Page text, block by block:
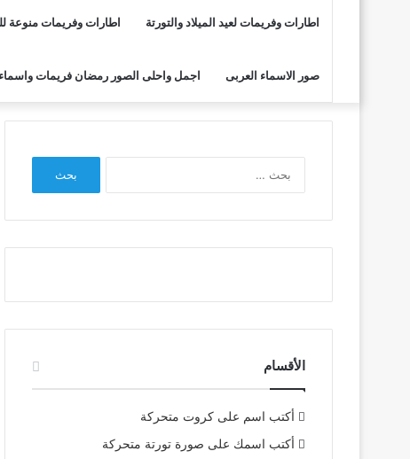
اطارات وفريمات لعيد الميلاد والتورتة اطارات وفريمات منوعة
صور الاسماء العربى اجمل واحلى الصور رمضان فريمات
الأقسام
أكتب اسم على كروت متحركة
أكتب اسمك على صورة تورتة متحركة